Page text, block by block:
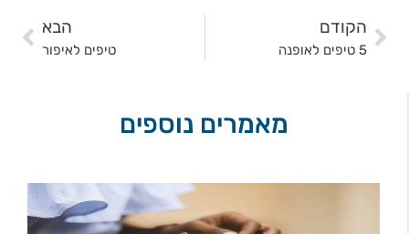
הקודם
5 טיפים לאופנה
הבא
טיפים לאיפור
מאמרים נוספים